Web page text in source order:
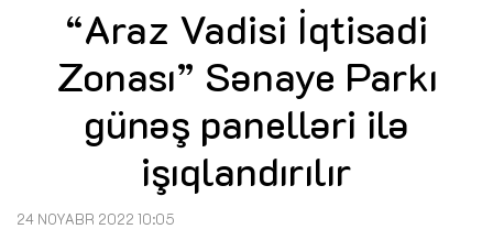
“Araz Vadisi İqtisadi
Zonası” Sənaye Parkı
günəş panelləri ilə
işıqlandırılır
24 NOYABR 2022 10:05